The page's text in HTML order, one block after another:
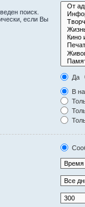
поиск.
если Вы
Да
В